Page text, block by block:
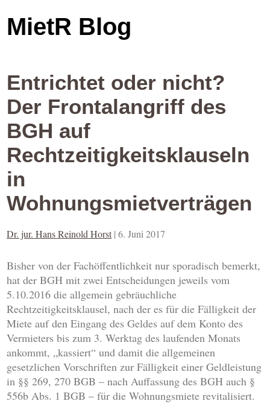
MietR Blog
Entrichtet oder nicht?
Der Frontalangriff des
BGH auf
Rechtzeitigkeitsklauseln
in
Wohnungsmietverträgen
Dr. jur. Hans Reinold Horst |6. Juni 2017
Bisher von der Fachöffentlichkeit nur sporadisch bemerkt,
hat der BGH mit zwei Entscheidungen jeweils vom
5.10.2016 die allgemein gebräuchliche
Rechtzeitigkeitsklausel, nach der es für die Fälligkeit der
Miete auf den Eingang des Geldes auf dem Konto des
Vermieters bis zum 3. Werktag des laufenden Monats
ankommt, „kassiert“ und damit die allgemeinen
gesetzlichen Vorschriften zur Fälligkeit einer Geldleistung
in §§ 269, 270 BGB – nach Auffassung des BGH auch §
556b Abs. 1 BGB – für die Wohnungsmiete revitalisiert.